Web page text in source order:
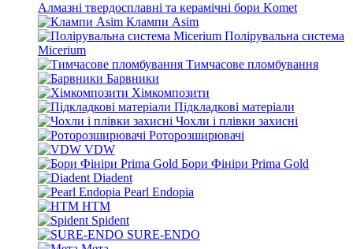
Алмазні твердосплавні та керамічні бори Komet
Клампи Asim
Полірувальна система
Micerium
Тимчасове пломбування
Барвники
Хімкомпозити
Підкладкові матеріали
Чохли і плівки захисні
Роторозширювачі
VDW
Бори Фініри Prima Gold
Diadent
Pearl Endopia
HTM
Spident
SURE-ENDO